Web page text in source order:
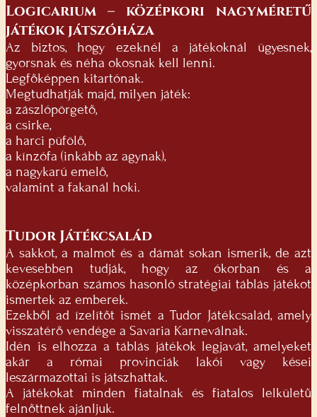
Logicarium – középkori nagyméretű
játékok játszóháza
Az biztos, hogy ezeknél a játékoknál ügyesnek,
gyorsnak és néha okosnak kell lenni.
Legfőképpen kitartónak.
Megtudhatják majd, milyen játék:
a zászlópörgető,
a csirke,
a harci püfölő,
a kínzófa (inkább az agynak),
a nagykarú emelő,
valamint a fakanál hoki.
Tudor Játékcsalád
A sakkot, a malmot és a dámát sokan ismerik, de azt
kevesebben tudják, hogy az ókorban és a
középkorban számos hasonló stratégiai táblás játékot
ismertek az emberek.
Ezekből ad ízelítőt ismét a Tudor Játékcsalád, amely
visszatérő vendége a Savaria Karneválnak.
Idén is elhozza a táblás játékok legjavát, amelyeket
akár a római provinciák lakói vagy kései
leszármazottai is játszhattak.
A játékokat minden fiatalnak és fiatalos lelkületű
felnőttnek ajánljuk.